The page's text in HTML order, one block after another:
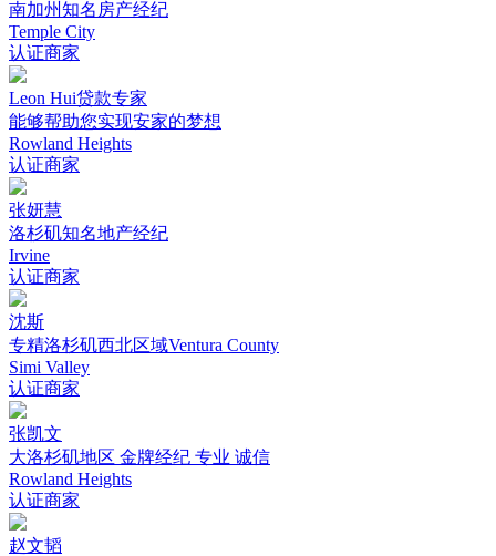
南加州知名房产经纪
Temple City
认证商家
Leon Hui贷款专家
能够帮助您实现安家的梦想
Rowland Heights
认证商家
张妍慧
洛杉矶知名地产经纪
Irvine
认证商家
沈斯
专精洛杉矶西北区域Ventura County
Simi Valley
认证商家
张凯文
大洛杉矶地区 金牌经纪 专业 诚信
Rowland Heights
认证商家
赵文韬